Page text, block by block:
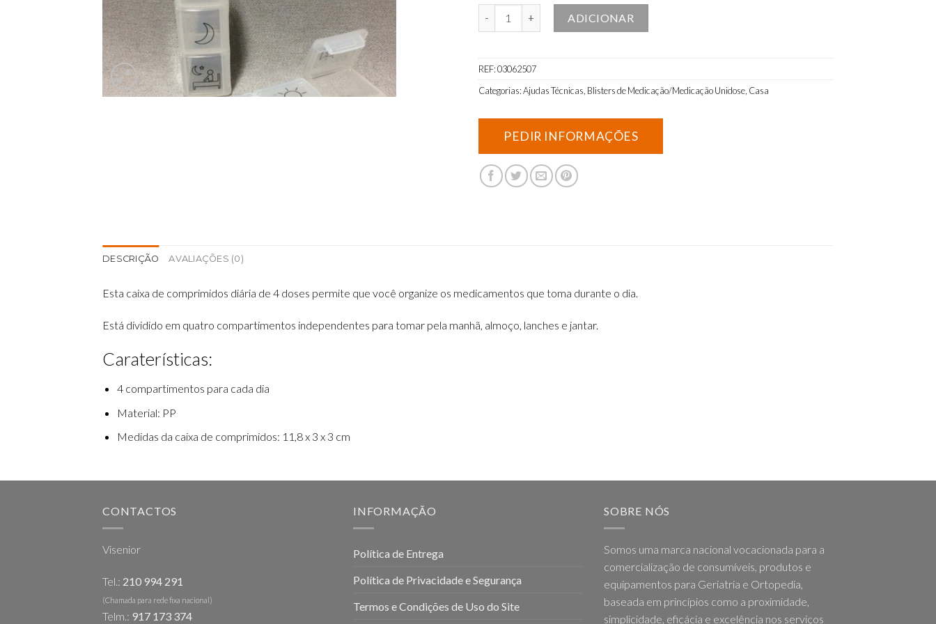
ADICIONAR
REF:03062507
Categorias:Ajudas Técnicas Blisters de Medicação/Medicação Unidose Casa
DESCRIÇÃO AVALIAÇÕES (0)
Esta caixa de comprimidos diária de 4 doses permite que você organize os medicamentos que toma durante o dia.
Está dividido em quatro compartimentos independentes para tomar pela manhã, almoço, lanches e jantar.
Caraterísticas:
4 compartimentos para cada dia
Material: PP
Medidas da caixa de comprimidos: 11,8 x 3 x 3 cm
CONTACTOS
Visenior
Tel.: 210 994 291
(Chamada para rede fixa nacional)
Telm.: 917 173 374
INFORMAÇÃO
Política de Entrega
Política de Privacidade e Segurança
Termos e Condições de Uso do Site
SOBRE NÓS
Somos uma marca nacional vocacionada para a
comercialização de consumíveis, produtos e
equipamentos para Geriatria e Ortopedia,
baseada em princípios como a proximidade,
simplicidade, eficácia e excelência nos serviços